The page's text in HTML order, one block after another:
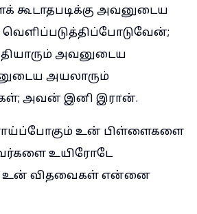
கூடாதபடிக்கு அவனுடைய
அவனுடைய
அயலாரும்
அவன் இனி இரான்.
உன் பிள்ளைகளை
உயிரோடே
உன் விதவைகள் என்னை